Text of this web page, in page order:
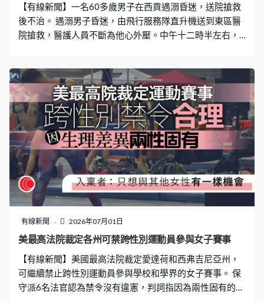
心、團結奮進，香港一定能在融入和服務國家大局中實現
自身更好發展，更加繁榮穩定。」 特區政府之後
【有線新聞】一名60多歲男子在西貢遇溺昏迷，送院搶救
後不治。 遇溺男子昏迷，由飛行服務隊直升機送到東區醫
院搶救，醫護人員不斷為他心外壓。中午十二時半左右，
有線新聞 2026年07月01日
美最高法院裁定各州可禁跨性別運動員參與女子賽事
【有線新聞】美國最高法院裁定愛達荷和西弗吉尼亞州，
可繼續禁止跨性別運動員參與學校和學界的女子賽事。 保
守派6名法官認為禁令沒有違憲，判詞指因為兩性固有的生